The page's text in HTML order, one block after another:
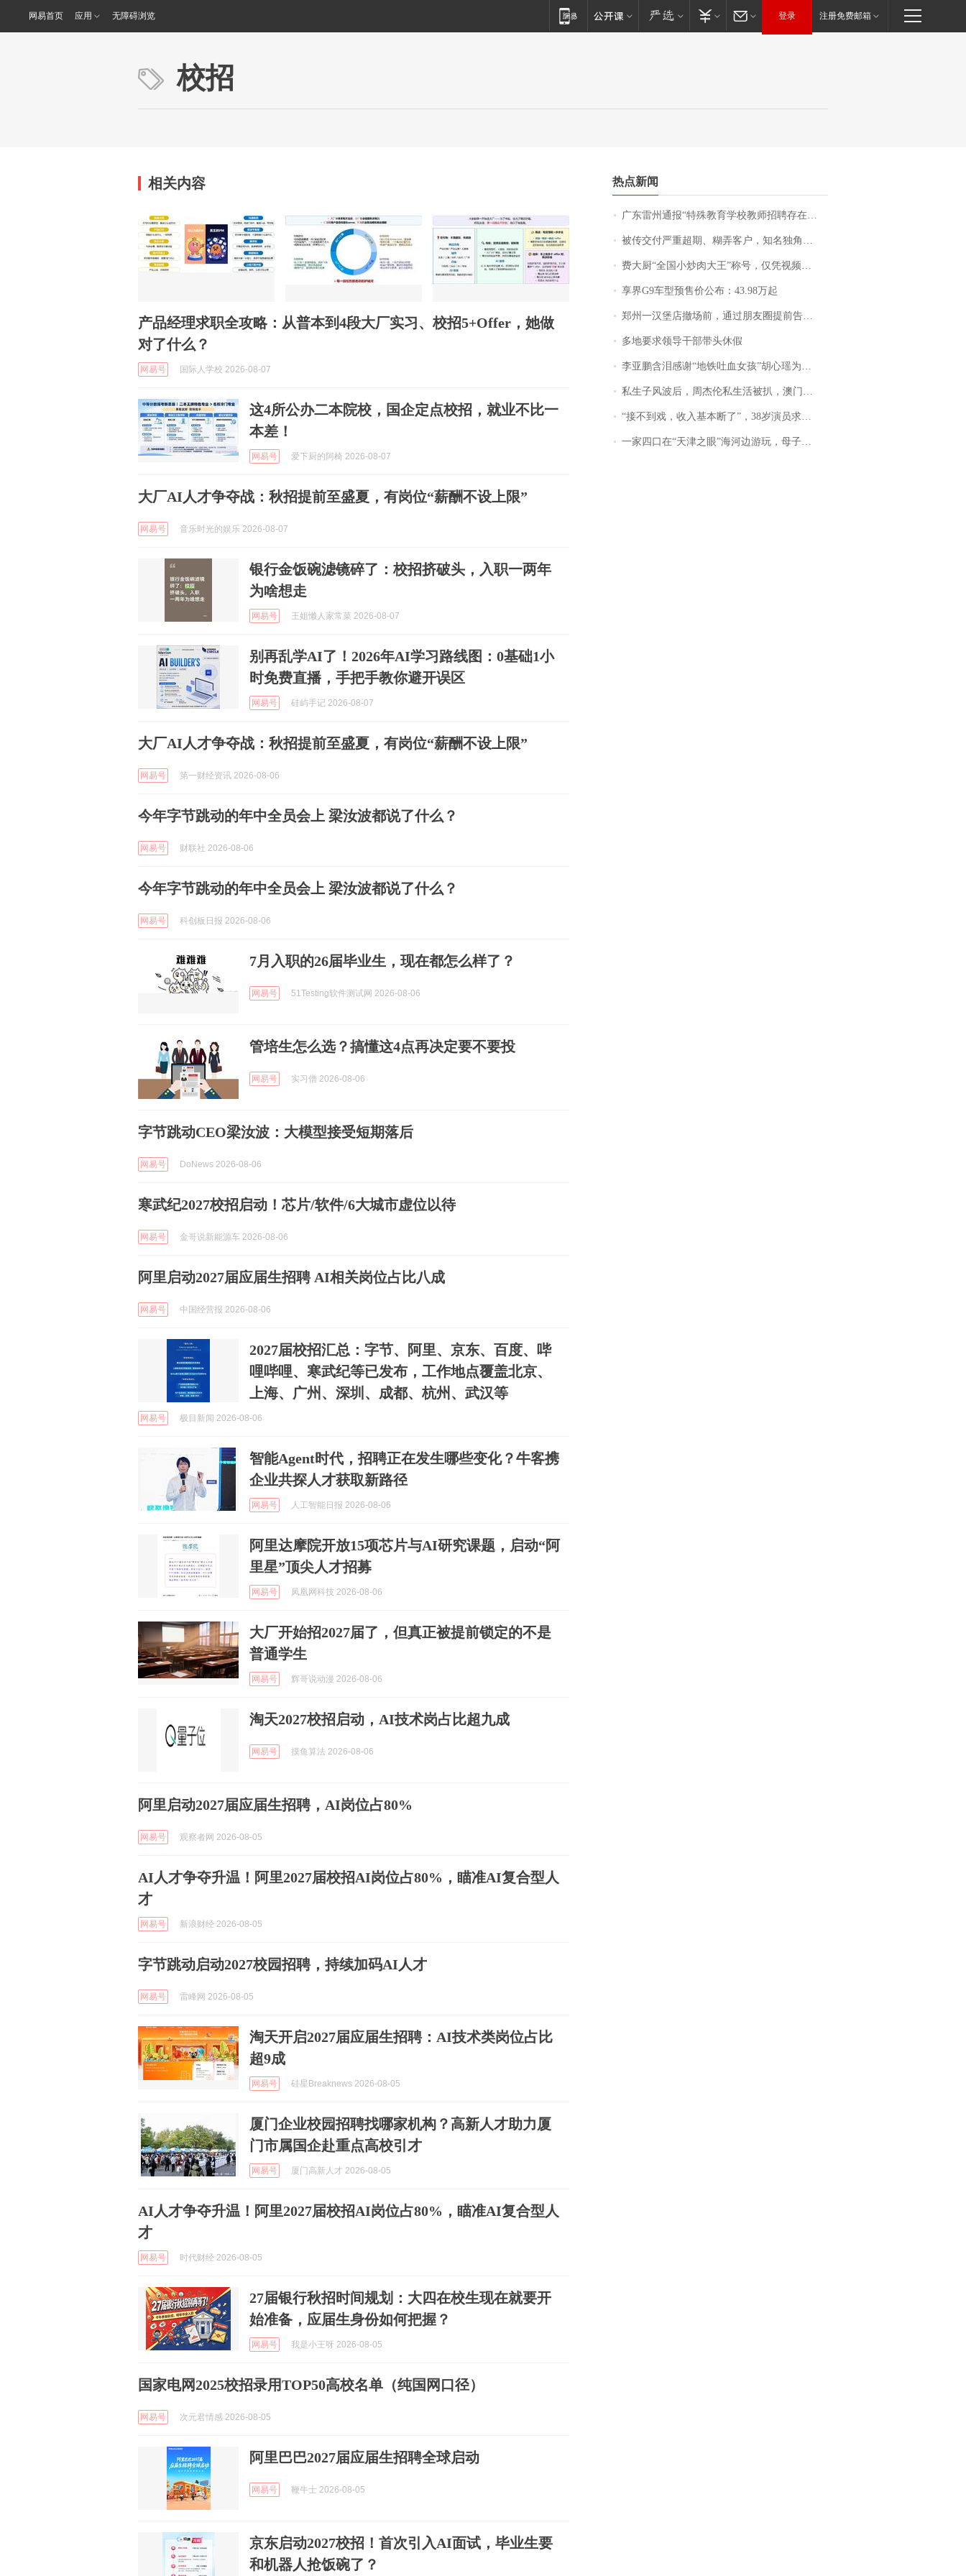
网易首页 应用 无障碍浏览 登录 注册免费邮箱
校招
相关内容
产品经理求职全攻略：从普本到4段大厂实习、校招5+Offer，她做
对了什么？
网易号 国际人学校 2026-08-07
这4所公办二本院校，国企定点校招，就业不比一
本差！
网易号 爱下厨的阿椅 2026-08-07
大厂AI人才争夺战：秋招提前至盛夏，有岗位“薪酬不设上限”
网易号 音乐时光的娱乐 2026-08-07
银行金饭碗滤镜碎了：校招挤破头，入职一两年
为啥想走
网易号 王姐懒人家常菜 2026-08-07
别再乱学AI了！2026年AI学习路线图：0基础1小
时免费直播，手把手教你避开误区
网易号 硅屿手记 2026-08-07
大厂AI人才争夺战：秋招提前至盛夏，有岗位“薪酬不设上限”
网易号 第一财经资讯 2026-08-06
今年字节跳动的年中全员会上 梁汝波都说了什么？
网易号 财联社 2026-08-06
今年字节跳动的年中全员会上 梁汝波都说了什么？
网易号 科创板日报 2026-08-06
7月入职的26届毕业生，现在都怎么样了？
网易号 51Testing软件测试网 2026-08-06
管培生怎么选？搞懂这4点再决定要不要投
网易号 实习僧 2026-08-06
字节跳动CEO梁汝波：大模型接受短期落后
网易号 DoNews 2026-08-06
寒武纪2027校招启动！芯片/软件/6大城市虚位以待
网易号 金哥说新能源车 2026-08-06
阿里启动2027届应届生招聘 AI相关岗位占比八成
网易号 中国经营报 2026-08-06
2027届校招汇总：字节、阿里、京东、百度、哔
哩哔哩、寒武纪等已发布，工作地点覆盖北京、
上海、广州、深圳、成都、杭州、武汉等
网易号 极目新闻 2026-08-06
智能Agent时代，招聘正在发生哪些变化？牛客携
企业共探人才获取新路径
网易号 人工智能日报 2026-08-06
阿里达摩院开放15项芯片与AI研究课题，启动“阿
里星”顶尖人才招募
网易号 凤凰网科技 2026-08-06
大厂开始招2027届了，但真正被提前锁定的不是
普通学生
网易号 辉哥说动漫 2026-08-06
淘天2027校招启动，AI技术岗占比超九成
网易号 摸鱼算法 2026-08-06
阿里启动2027届应届生招聘，AI岗位占80%
网易号 观察者网 2026-08-05
AI人才争夺升温！阿里2027届校招AI岗位占80%，瞄准AI复合型人
才
网易号 新浪财经 2026-08-05
字节跳动启动2027校园招聘，持续加码AI人才
网易号 雷峰网 2026-08-05
淘天开启2027届应届生招聘：AI技术类岗位占比
超9成
网易号 硅星Breaknews 2026-08-05
厦门企业校园招聘找哪家机构？高新人才助力厦
门市属国企赴重点高校引才
网易号 厦门高新人才 2026-08-05
AI人才争夺升温！阿里2027届校招AI岗位占80%，瞄准AI复合型人
才
网易号 时代财经 2026-08-05
27届银行秋招时间规划：大四在校生现在就要开
始准备，应届生身份如何把握？
网易号 我是小王呀 2026-08-05
国家电网2025校招录用TOP50高校名单（纯国网口径）
网易号 次元君情感 2026-08-05
阿里巴巴2027届应届生招聘全球启动
网易号 鞭牛士 2026-08-05
京东启动2027校招！首次引入AI面试，毕业生要
和机器人抢饭碗了？
热点新闻
广东雷州通报“特殊教育学校教师招聘存在违规行为”：已启动问责程序 副校长被停职
被传交付严重超期、糊弄客户，知名独角兽车企创始人回应：都没证据，将依法采取措施，“本人长期与美国交管局保持沟通，对方表示肯定”
费大厨“全国小炒肉大王”称号，仅凭视频评出？中国烹饪协会回应
享界G9车型预售价公布：43.98万起
郑州一汉堡店撤场前，通过朋友圈提前告知逐一退费，有顾客仅剩1元也全被退回，分文不少；顾客：言而有信，让人感动
多地要求领导干部带头休假
李亚鹏含泪感谢“地铁吐血女孩”胡心瑶为嫣然天使捐99999元：这份捐赠太沉重，尊重其捐赠意愿，个人向胡心瑶和她的病友之家各捐赠99999元
私生子风波后，周杰伦私生活被扒，澳门输10亿传闻早已经水落石出
“接不到戏，收入基本断了”，38岁演员求职景区NPC：工作量断崖式下跌，留给我试错的时间不多了
一家四口在“天津之眼”海河边游玩，母子俩不幸溺亡